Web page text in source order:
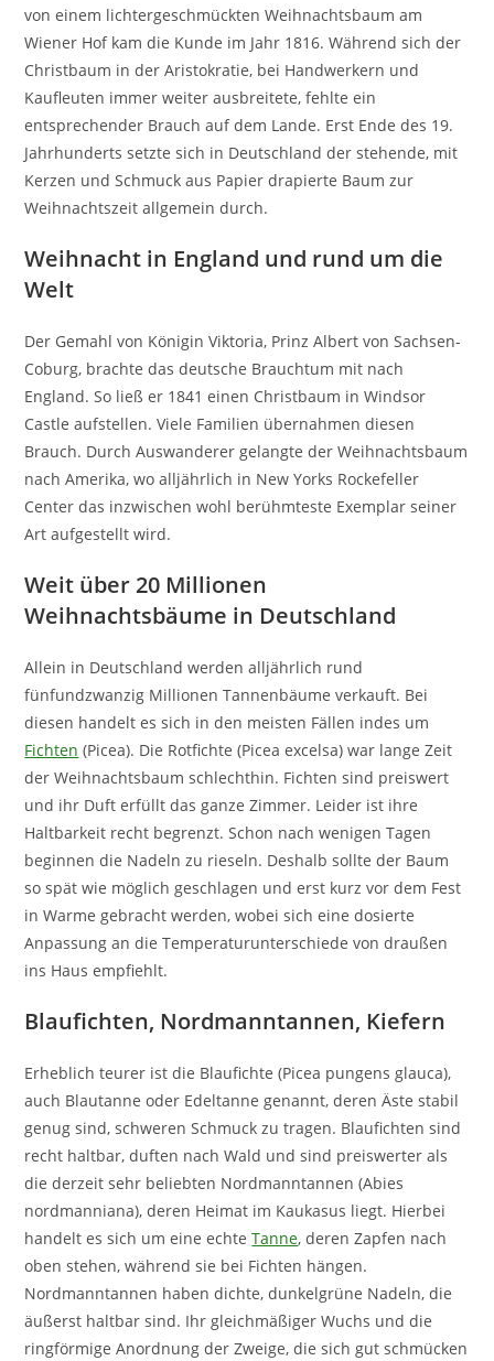
von einem lichtergeschmückten Weihnachtsbaum am
Wiener Hof kam die Kunde im Jahr 1816. Während sich der
Christbaum in der Aristokratie, bei Handwerkern und
Kaufleuten immer weiter ausbreitete, fehlte ein
entsprechender Brauch auf dem Lande. Erst Ende des 19.
Jahrhunderts setzte sich in Deutschland der stehende, mit
Kerzen und Schmuck aus Papier drapierte Baum zur
Weihnachtszeit allgemein durch.
Weihnacht in England und rund um die
Welt
Der Gemahl von Königin Viktoria, Prinz Albert von Sachsen-
Coburg, brachte das deutsche Brauchtum mit nach
England. So ließ er 1841 einen Christbaum in Windsor
Castle aufstellen. Viele Familien übernahmen diesen
Brauch. Durch Auswanderer gelangte der Weihnachtsbaum
nach Amerika, wo alljährlich in New Yorks Rockefeller
Center das inzwischen wohl berühmteste Exemplar seiner
Art aufgestellt wird.
Weit über 20 Millionen
Weihnachtsbäume in Deutschland
Allein in Deutschland werden alljährlich rund
fünfundzwanzig Millionen Tannenbäume verkauft. Bei
diesen handelt es sich in den meisten Fällen indes um
Fichten (Picea). Die Rotfichte (Picea excelsa) war lange Zeit
der Weihnachtsbaum schlechthin. Fichten sind preiswert
und ihr Duft erfüllt das ganze Zimmer. Leider ist ihre
Haltbarkeit recht begrenzt. Schon nach wenigen Tagen
beginnen die Nadeln zu rieseln. Deshalb sollte der Baum
so spät wie möglich geschlagen und erst kurz vor dem Fest
in Warme gebracht werden, wobei sich eine dosierte
Anpassung an die Temperaturunterschiede von draußen
ins Haus empfiehlt.
Blaufichten, Nordmanntannen, Kiefern
Erheblich teurer ist die Blaufichte (Picea pungens glauca),
auch Blautanne oder Edeltanne genannt, deren Äste stabil
genug sind, schweren Schmuck zu tragen. Blaufichten sind
recht haltbar, duften nach Wald und sind preiswerter als
die derzeit sehr beliebten Nordmanntannen (Abies
nordmanniana), deren Heimat im Kaukasus liegt. Hierbei
handelt es sich um eine echteTanne, deren Zapfen nach
oben stehen, während sie bei Fichten hängen.
Nordmanntannen haben dichte, dunkelgrüne Nadeln, die
äußerst haltbar sind. Ihr gleichmäßiger Wuchs und die
ringförmige Anordnung der Zweige, die sich gut schmücken